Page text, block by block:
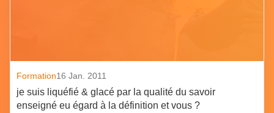
Formation16 Jan. 2011
je suis liquéfié & glacé par la qualité du savoir
enseigné eu égard à la définition et vous ?